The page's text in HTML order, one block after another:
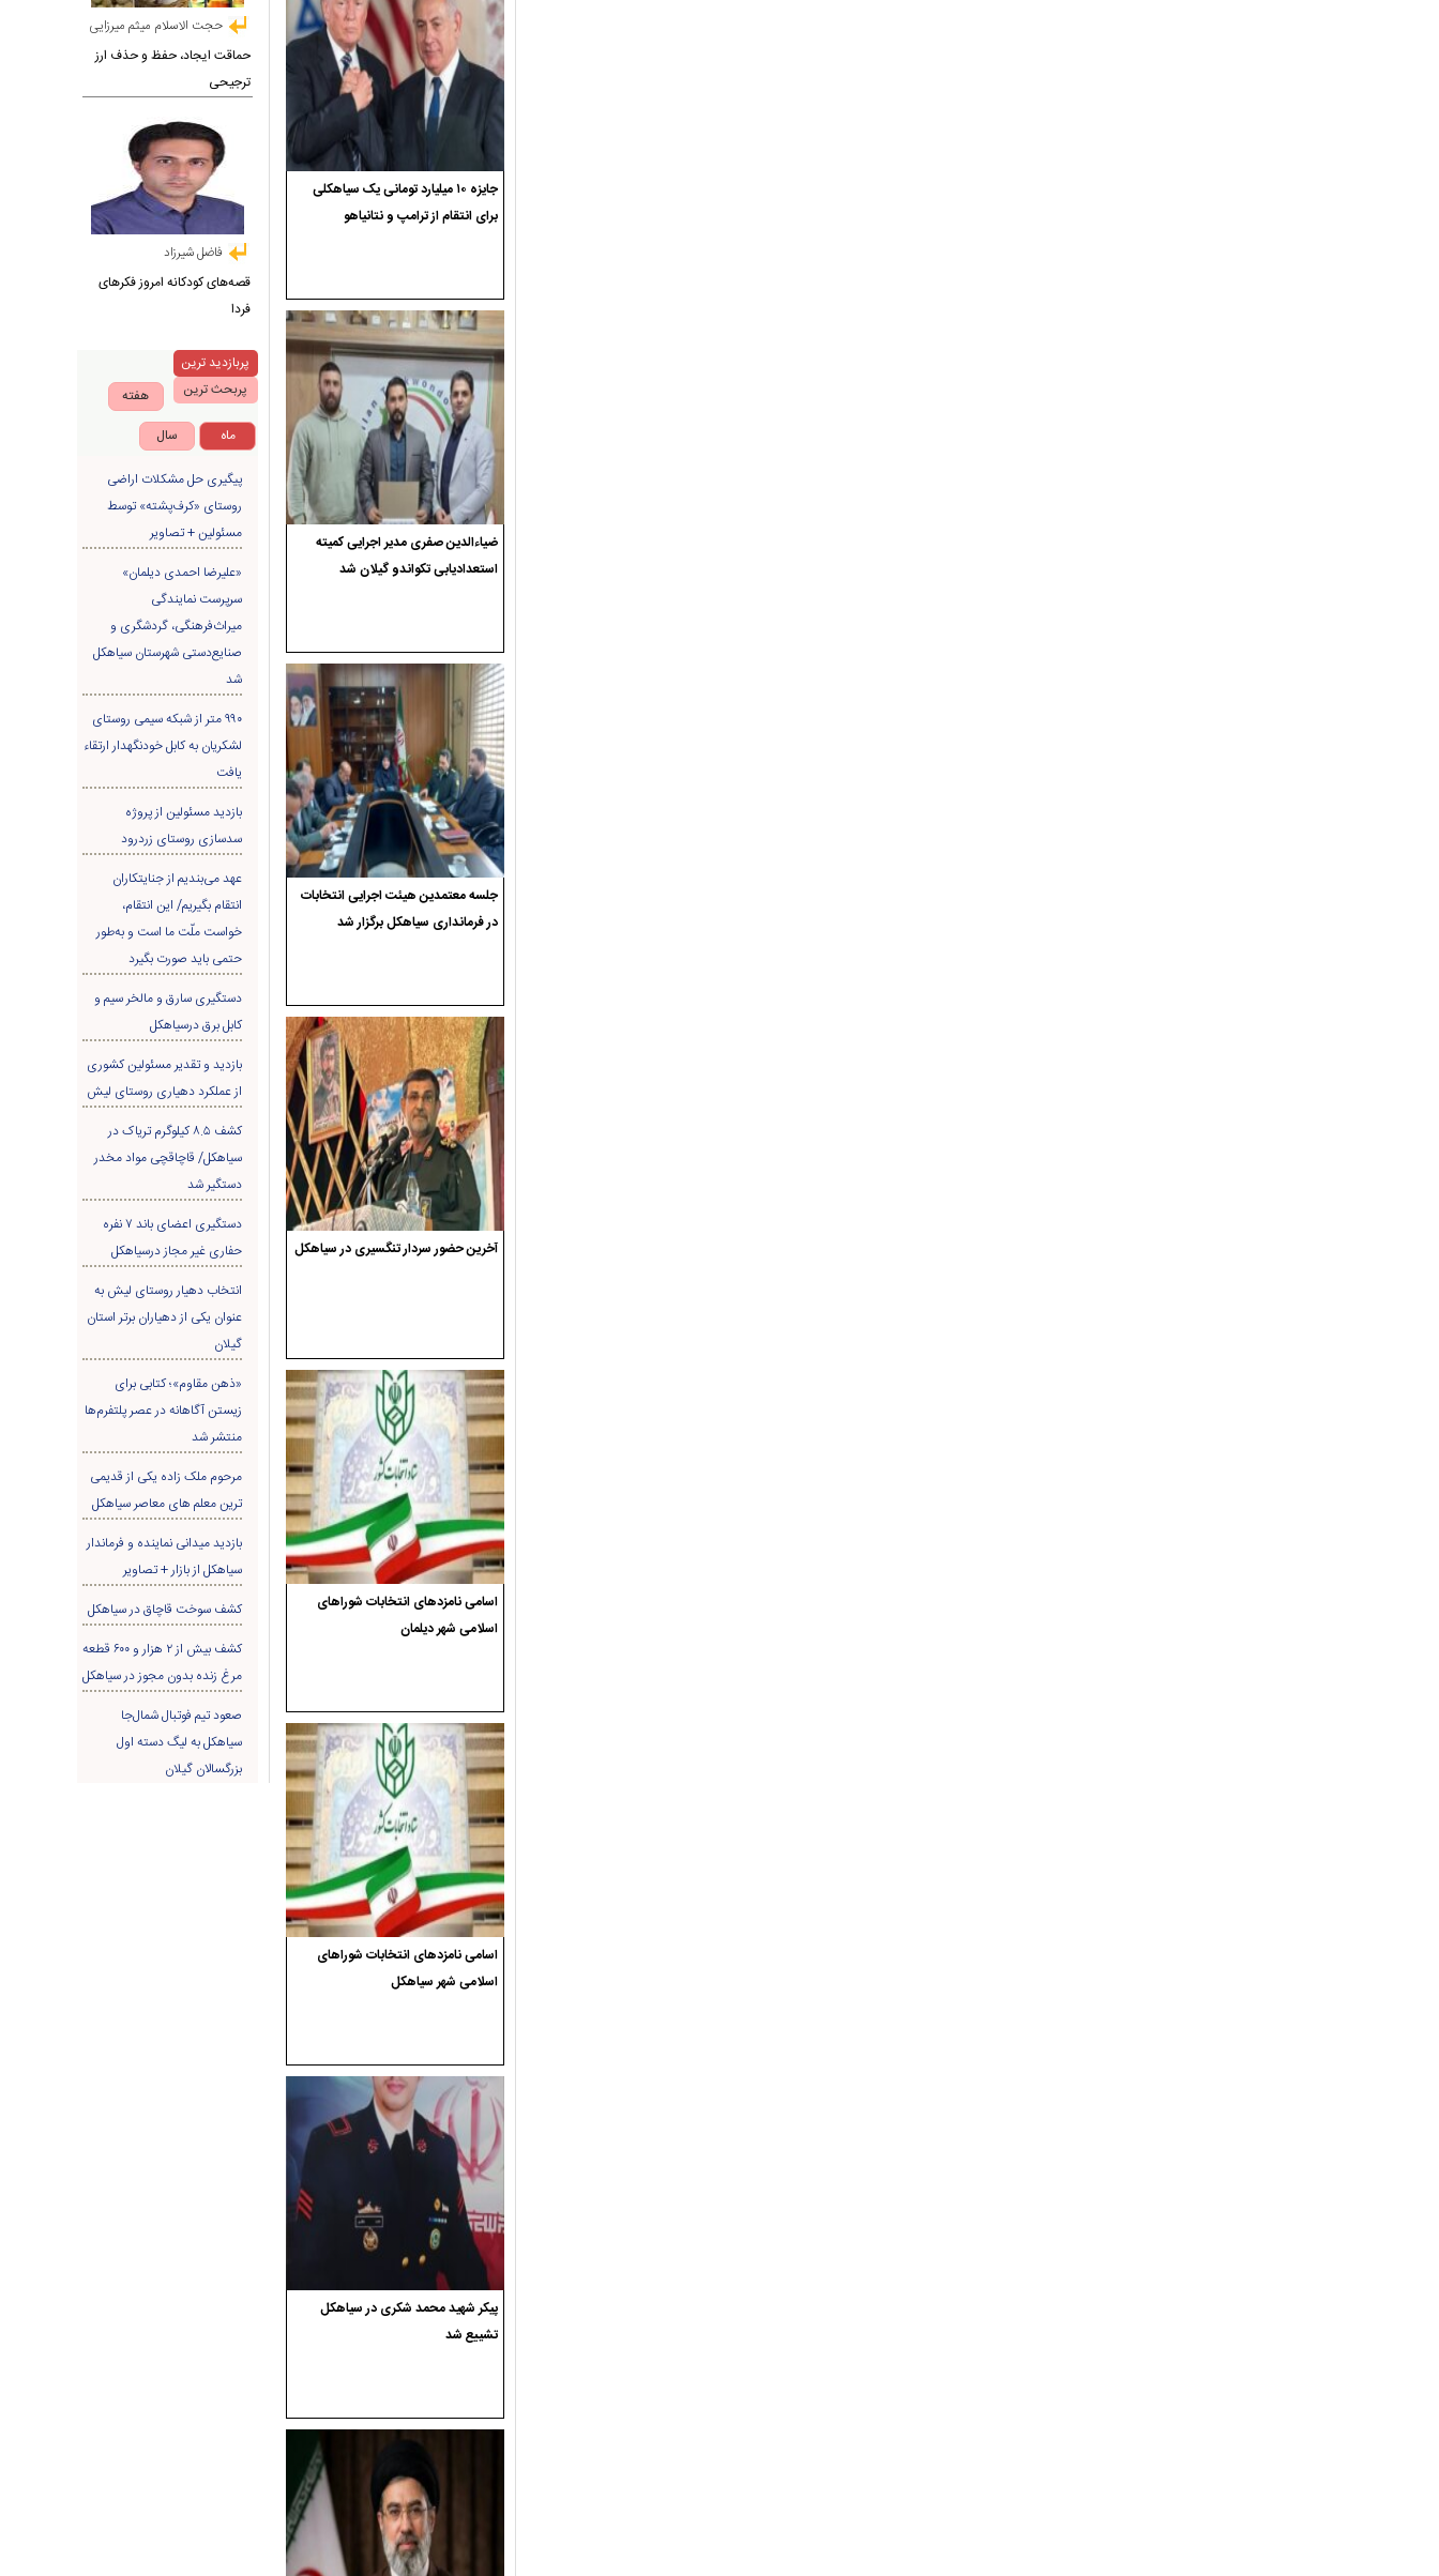
جایزه ۱۰ میلیارد تومانی یک سیاهکلی
برای انتقام از ترامپ و نتانیاهو
ضیاءالدین صفری مدیر اجرایی کمیته
استعدادیابی تکواندو گیلان شد
جلسه معتمدین هیئت اجرایی انتخابات
در فرمانداری سیاهکل برگزار شد
آخرین حضور سردار تنگسیری در سیاهکل
اسامی نامزدهای انتخابات شوراهای
اسلامی شهر دیلمان
اسامی نامزدهای انتخابات شوراهای
اسلامی شهر سیاهکل
پیکر شهید محمد شکری در سیاهکل
تشییع شد
حجت الاسلام میثم میرزایی
حماقت ایجاد، حفظ و حذف ارز
ترجیحی
فاضل شیرزاد
قصه‌های کودکانه امروز فکرهای
فردا
پربازدید ترین
پربحث ترین
هفته
ماه
سال
پیگیری حل مشکلات اراضی
روستای «کرف‌پشته» توسط
مسئولین + تصاویر
«علیرضا احمدی دیلمان»
سرپرست نمایندگی
میراث‌فرهنگی، گردشگری و
صنایع‌دستی شهرستان سیاهکل
شد
۹۹۰ متر از شبکه سیمی روستای
لشکریان به کابل خودنگهدار ارتقاء
یافت
بازدید مسئولین از پروژه
سدسازی روستای زردرود
عهد می‌بندیم از جنایتکاران
انتقام بگیریم/ این انتقام،
خواست ملّت ما است و به‌طور
حتمی باید صورت بگیرد
دستگیری سارق و مالخر سیم و
کابل برق درسیاهکل
بازدید و تقدیر مسئولین کشوری
از عملکرد دهیاری روستای لیش
کشف ۸.۵ کیلوگرم تریاک در
سیاهکل/ قاچاقچی مواد مخدر
دستگیر شد
دستگیری اعضای باند ۷ نفره
حفاری غير مجاز درسیاهکل
انتخاب دهیار روستای لیش به
عنوان یکی از دهیاران برتر استان
گیلان
«ذهن مقاوم»؛ کتابی برای
زیستن آگاهانه در عصر پلتفرم‌ها
منتشر شد
مرحوم ملک زاده یکی از قدیمی
ترین معلم های معاصر سیاهکل
بازدید میدانی نماینده و فرماندار
سیاهکل از بازار + تصاویر
کشف سوخت قاچاق در سياهکل
کشف بیش از ۲ هزار و ۶۰۰ قطعه
مرغ زنده بدون مجوز در سیاهکل
صعود تیم فوتبال شمال‌جا‌
سیاهکل به لیگ دسته اول
بزرگسالان گیلان